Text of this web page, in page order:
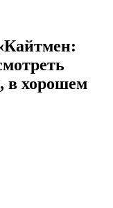
в хорошем